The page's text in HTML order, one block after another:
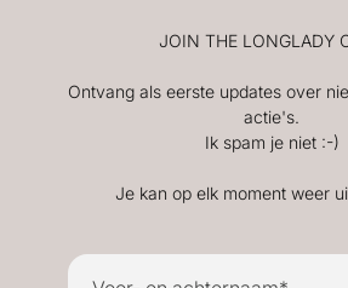
JOIN THE LONGLADY
Ontvang als eerste updates over
actie's.
Ik spam je niet :-)
Je kan op elk moment weer